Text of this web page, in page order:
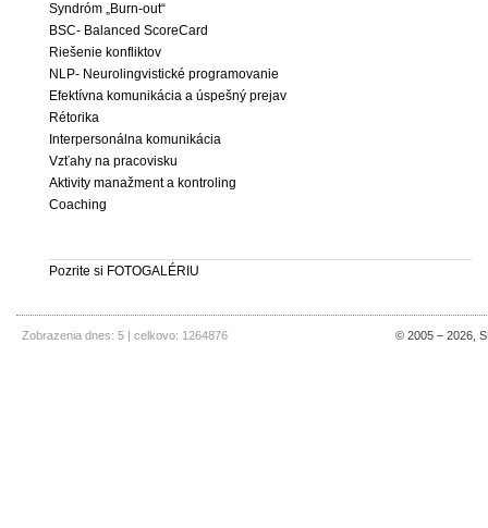
Syndróm „Burn-out“
BSC- Balanced ScoreCard
Riešenie konfliktov
NLP- Neurolingvistické programovanie
Efektívna komunikácia a úspešný prejav
Rétorika
Interpersonálna komunikácia
Vzťahy na pracovisku
Aktivity manažment a kontroling
Coaching
Pozrite si FOTOGALÉRIU
Zobrazenia dnes: 5 | celkovo: 1264876 © 2005 – 2026,